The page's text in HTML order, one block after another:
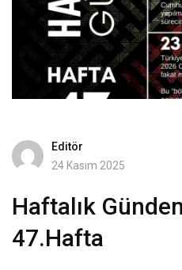
Editör
24 Kasım 2025
Haftalık
47.Hafta